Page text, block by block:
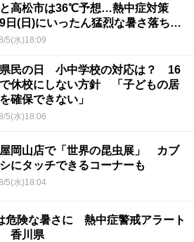
高松市は36℃予想…熱中症対策
(日)にいったん猛烈な暑さ落ち着
5(水)18:09
民の日 小中学校の対応は？ 16
休校にしない方針 「子どもの居
確保できない」
5(水)18:06
岡山店で「世界の昆虫展」 カブ
シにタッチできるコーナーも
5(水)18:04
危険な暑さに 熱中症警戒アラート
香川県